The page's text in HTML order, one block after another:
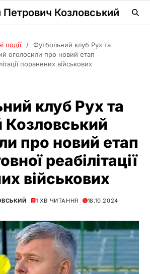
Петрович Козловський
події
Футбольний клуб Рух та
оголосили про новий етап
поранених військових
клуб Рух та
Козловський
про новий етап
реабілітації
військових
1 ХВ ЧИТАННЯ 18.10.2024